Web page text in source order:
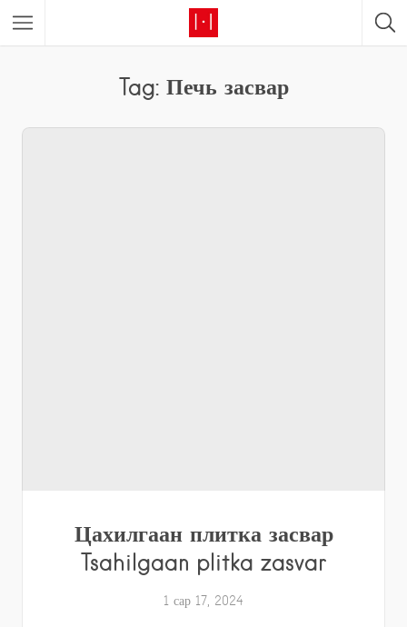
Tag: Печь засвар
Цахилгаан плитка засвар
Tsahilgaan plitka zasvar
1 сар 17, 2024